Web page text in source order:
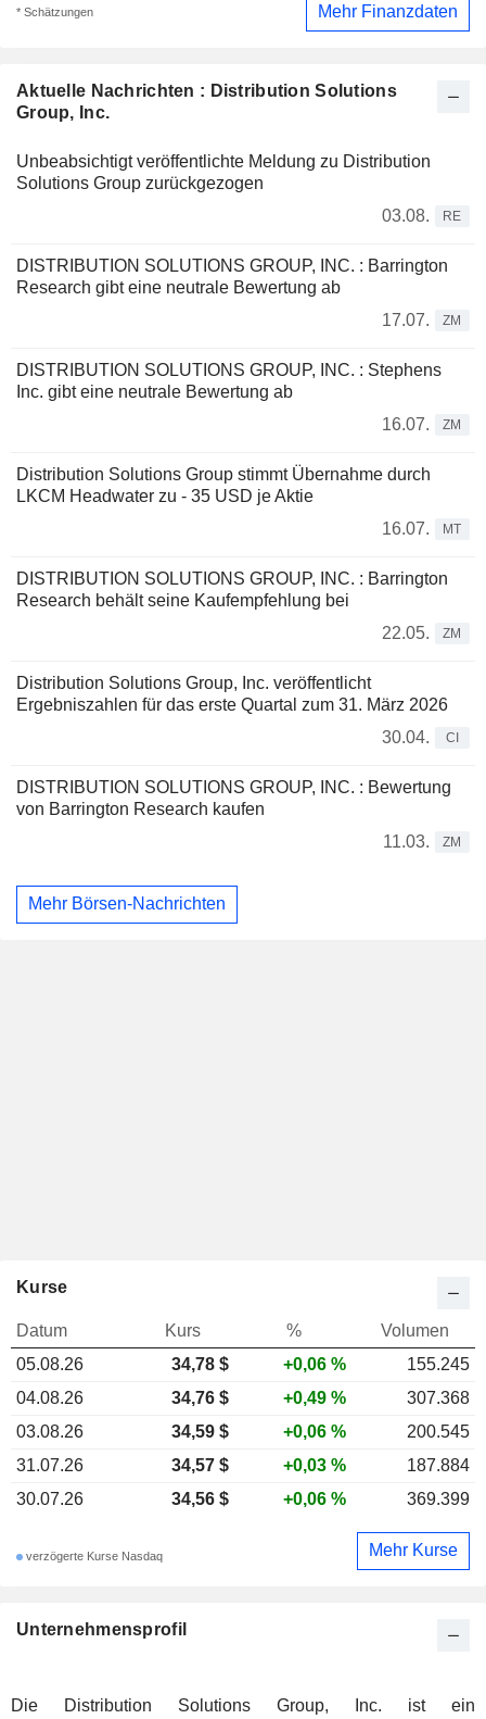
Aktuelle Nachrichten : Distribution Solutions
Group, Inc.
Unbeabsichtigt veröffentlichte Meldung zu Distribution
Solutions Group zurückgezogen
03.08.
RE
DISTRIBUTION SOLUTIONS GROUP, INC. : Barrington
Research gibt eine neutrale Bewertung ab
17.07.
ZM
DISTRIBUTION SOLUTIONS GROUP, INC. : Stephens
Inc. gibt eine neutrale Bewertung ab
16.07.
ZM
Distribution Solutions Group stimmt Übernahme durch
LKCM Headwater zu - 35 USD je Aktie
16.07.
MT
DISTRIBUTION SOLUTIONS GROUP, INC. : Barrington
Research behält seine Kaufempfehlung bei
22.05.
ZM
Distribution Solutions Group, Inc. veröffentlicht
Ergebniszahlen für das erste Quartal zum 31. März 2026
30.04.
CI
DISTRIBUTION SOLUTIONS GROUP, INC. : Bewertung
von Barrington Research kaufen
11.03.
ZM
Mehr Börsen-Nachrichten
* Schätzungen Mehr Finanzdaten
Unternehmensprofil
Die Distribution Solutions Group, Inc. ist ein
Kurse
Datum Kurs %
Volumen
05.08.26
34,78 $ +0,06 %
155.245
04.08.26
34,76 $ +0,49 %
307.368
03.08.26
34,59 $ +0,06 %
200.545
31.07.26
34,57 $ +0,03 %
187.884
30.07.26
34,56 $ +0,06 % 369.399
verzögerte Kurse Nasdaq Mehr Kurse